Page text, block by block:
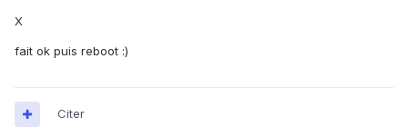
X
fait ok puis reboot :)
Citer